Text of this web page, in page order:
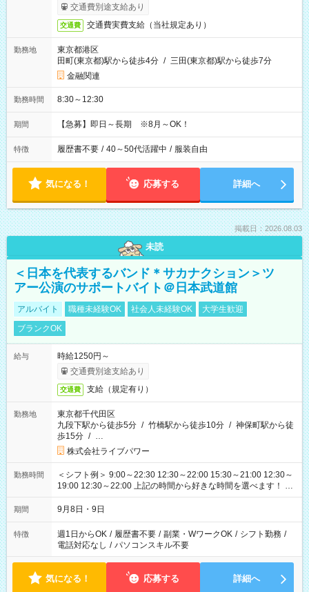
交通費別途支給あり
交通費 交通費実費支給（当社規定あり）
勤務地
東京都港区
田町(東京都)駅から徒歩4分 / 三田(東京都)駅から徒歩7分
金融関連
勤務時間 8:30～12:30
期間 【急募】即日～長期 ※8月～OK！
特徴 履歴書不要 / 40～50代活躍中 / 服装自由
気になる！ 応募する 詳細へ
掲載日：2026.08.03
未読
＜日本を代表するバンド＊サカナクション＞ツ
アー公演のサポートバイト＠日本武道館
アルバイト 職種未経験OK 社会人未経験OK
大学生歓迎
ブランクOK
給与
時給1250円～
交通費別途支給あり
交通費 支給（規定有り）
勤務地
東京都千代田区
九段下駅から徒歩5分 / 竹橋駅から徒歩10分 / 神保町駅から徒
歩15分 / …
株式会社ライブパワー
勤務時間
＜シフト例＞ 9:00～22:30 12:30～22:00 15:30～21:00 12:30～
19:00 12:30～22:00 上記の時間から好きな時間を選べます！ ※
時間は変更となる可能性があります
期間 9月8日・9日
特徴 週1日からOK / 履歴書不要 / 副業・WワークOK / シフト勤務 /
電話対応なし / パソコンスキル不要
気になる！ 応募する 詳細へ